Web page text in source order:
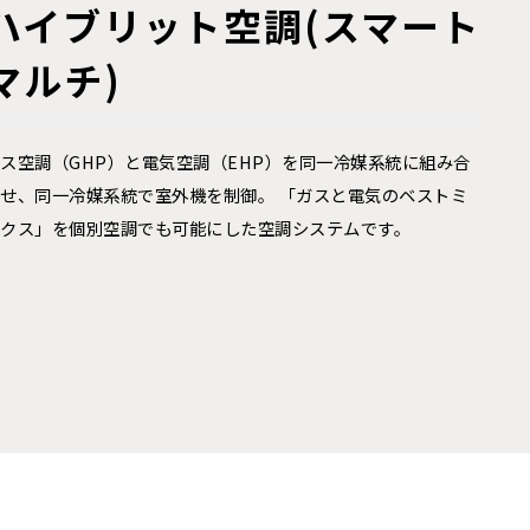
イブリット空調(スマート
ルチ)
空調（GHP）と電気空調（EHP）を同一冷媒系統に組み合
、同一冷媒系統で室外機を制御。 「ガスと電気のベストミ
ス」を個別空調でも可能にした空調システムです。